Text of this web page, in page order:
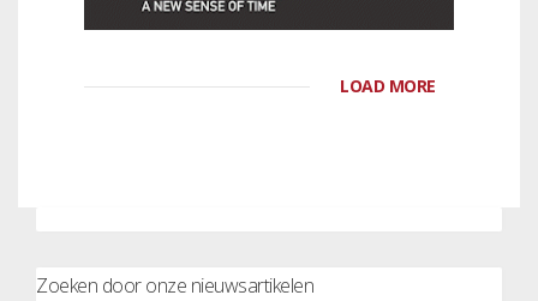
LOAD MORE
Zoeken door onze nieuwsartikelen